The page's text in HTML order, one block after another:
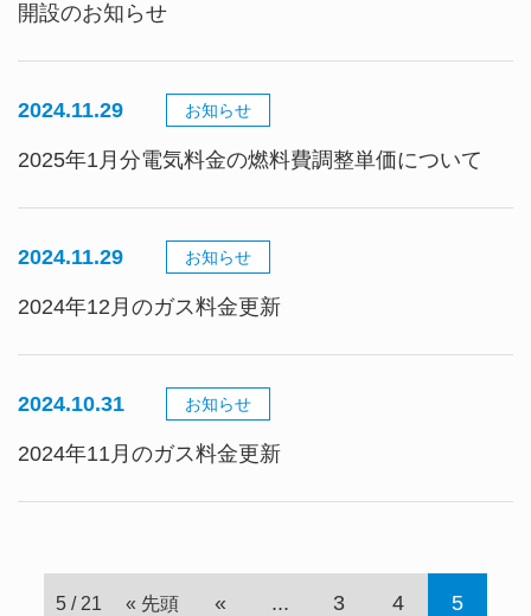
開設のお知らせ
2024.11.29 お知らせ
2025年1月分電気料金の燃料費調整単価について
2024.11.29 お知らせ
2024年12月のガス料金更新
2024.10.31 お知らせ
2024年11月のガス料金更新
5 / 21 « 先頭 « ... 3 4 5